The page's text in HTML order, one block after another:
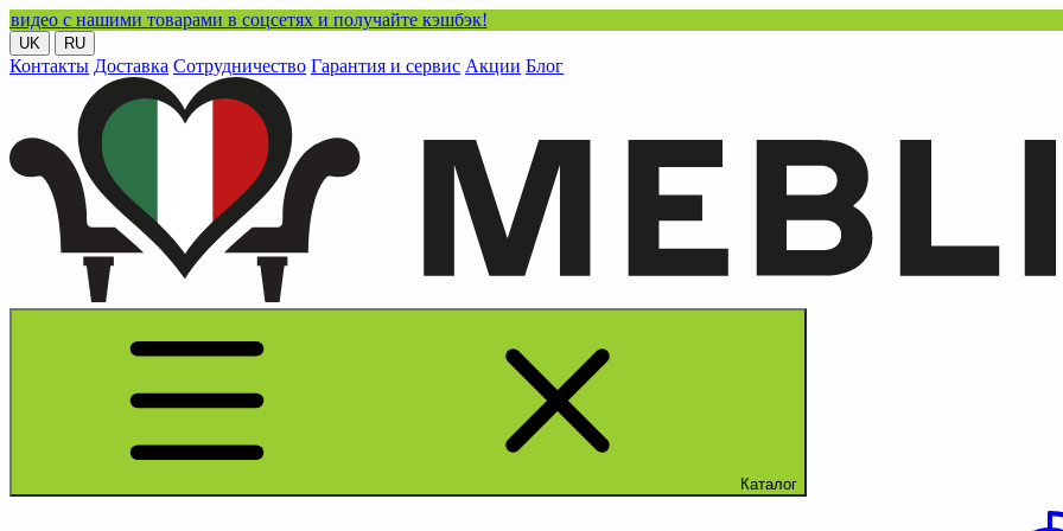
товарами в соцсетях и получайте кэшбэк!
UK RU
Контакты Доставка Сотрудничество Гарантия и сервис Акции Блог
Каталог